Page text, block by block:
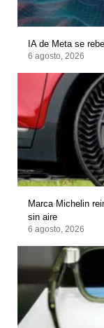
IA de Meta se
6 agosto, 2026
Marca Michelin
sin aire
6 agosto, 2026